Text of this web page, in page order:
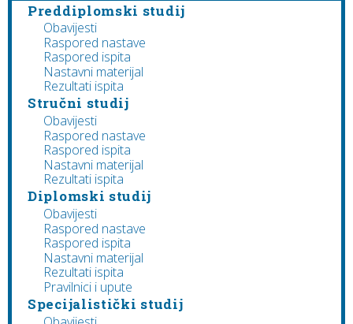
Preddiplomski studij
Obavijesti
Raspored nastave
Raspored ispita
Nastavni materijal
Rezultati ispita
Stručni studij
Obavijesti
Raspored nastave
Raspored ispita
Nastavni materijal
Rezultati ispita
Diplomski studij
Obavijesti
Raspored nastave
Raspored ispita
Nastavni materijal
Rezultati ispita
Pravilnici i upute
Specijalistički studij